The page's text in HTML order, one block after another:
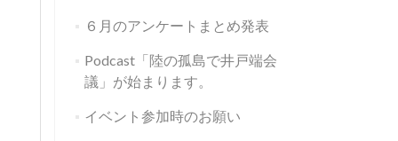
６月のアンケートまとめ発表
Podcast「陸の孤島で井戸端会
議」が始まります。
イベント参加時のお願い